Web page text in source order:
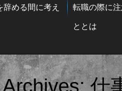
辞める間に考え
転職の際に
ととは
Archives:仕